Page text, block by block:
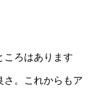
ろはあります
さ。これからもア